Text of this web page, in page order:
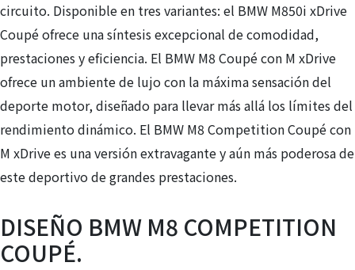
circuito. Disponible en tres variantes: el BMW M850i xDrive
Coupé ofrece una síntesis excepcional de comodidad,
prestaciones y eficiencia. El BMW M8 Coupé con M xDrive
ofrece un ambiente de lujo con la máxima sensación del
deporte motor, diseñado para llevar más allá los límites del
rendimiento dinámico. El BMW M8 Competition Coupé con
M xDrive es una versión extravagante y aún más poderosa de
este deportivo de grandes prestaciones.
DISEÑO BMW M8 COMPETITION
COUPÉ.